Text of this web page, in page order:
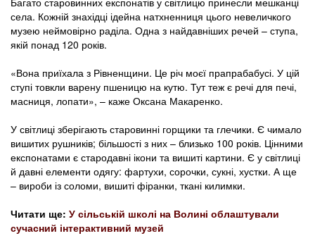
села. Кожній знахідці ідейна натхненниця цього невеличкого
музею неймовірно раділа. Одна з найдавніших речей – ступа,
якій понад 120 років.
«Вона приїхала з Рівненщини. Це річ моєї прапрабабусі. У цій
ступі товкли варену пшеницю на кутю. Тут теж є речі для печі,
масниця, лопати», – каже Оксана Макаренко.
У світлиці зберігають старовинні горщики та глечики. Є чимало
вишитих рушників; більшості з них – близько 100 років. Цінними
експонатами є стародавні ікони та вишиті картини. Є у світлиці
й давні елементи одягу: фартухи, сорочки, сукні, хустки. А ще
– вироби із соломи, вишиті фіранки, ткані килимки.
Читати ще: У сільській школі на Волині облаштували
сучасний інтерактивний музей